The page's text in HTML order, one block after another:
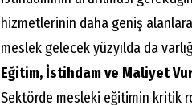
hizmetlerinin daha geniş alanlara
meslek gelecek yüzyılda da
Eğitim, İstihdam ve Maliyet
Sektörde mesleki eğitimin kritik